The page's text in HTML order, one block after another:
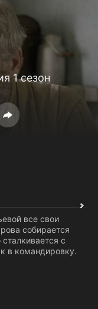
1 сезон
все свои
собирается
с
в командировку.
приложение